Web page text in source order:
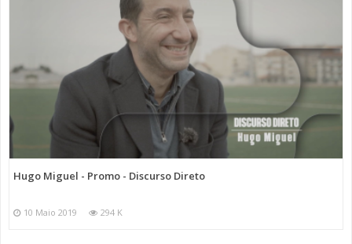
Hugo Miguel - Promo - Discurso Direto
10 Maio 2019 294 K